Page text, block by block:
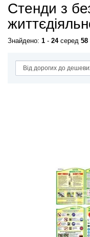
Стенди з
Знайдено: 1 - 24серед 58